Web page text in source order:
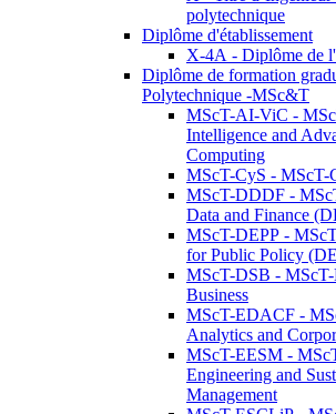
polytechnique
Diplôme d'établissement
X-4A - Diplôme de
Diplôme de formation
Polytechnique -MSc&T
MScT-AI-ViC -
Intelligence and
Computing
MScT-CyS - MScT-
MScT-DDDF -
Data and Finance
MScT-DEPP -
for Public Policy
MScT-DSB - MScT-
Business
MScT-EDACF -
Analytics and
MScT-EESM -
Engineering and
Management